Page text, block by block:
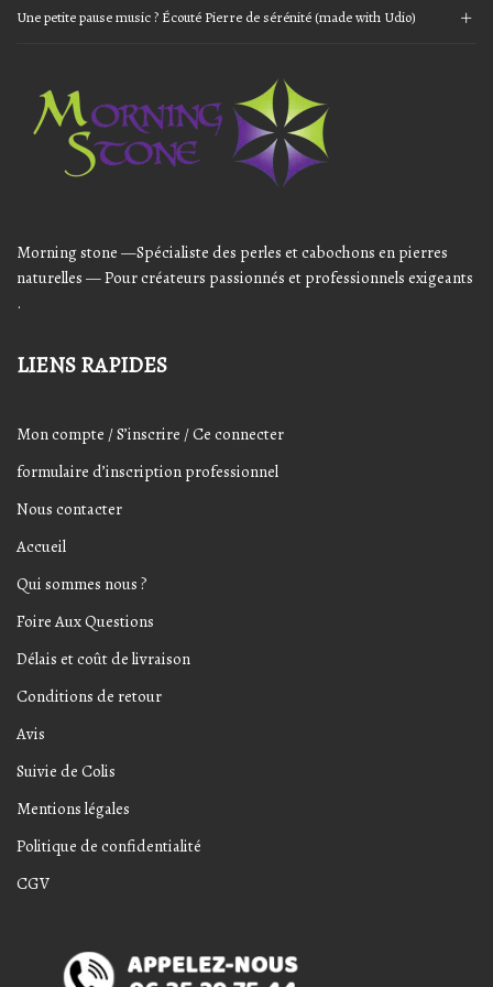
Une petite pause music ? Écouté Pierre de sérénité (made with Udio)
Morning stone —Spécialiste des perles et cabochons en pierres
naturelles — Pour créateurs passionnés et professionnels exigeants
.
LIENS RAPIDES
Mon compte / S’inscrire / Ce connecter
formulaire d’inscription professionnel
Nous contacter
Accueil
Qui sommes nous ?
Foire Aux Questions
Délais et coût de livraison
Conditions de retour
Avis
Suivie de Colis
Mentions légales
Politique de confidentialité
CGV